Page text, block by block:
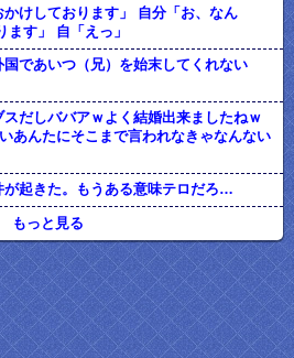
けしております」 自分「お、なん
す」 自「えっ」
であいつ（兄）を始末してくれない
スだしババアｗよく結婚出来ましたねｗ
あんたにそこまで言われなきゃなんない
が起きた。もうある意味テロだろ…
もっと見る